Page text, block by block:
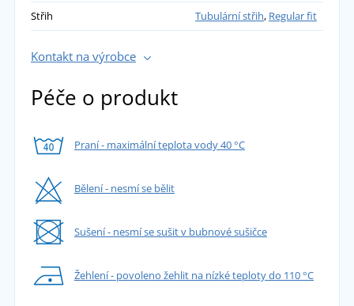
Střih Tubulární střih, Regular fit
Kontakt na výrobce
Péče o produkt
Praní - maximální teplota vody 40 °C
Bělení - nesmí se bělit
Sušení - nesmí se sušit v bubnové sušičce
Žehlení - povoleno žehlit na nízké teploty do 110 °C